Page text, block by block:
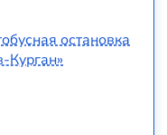
остановка
Курган»